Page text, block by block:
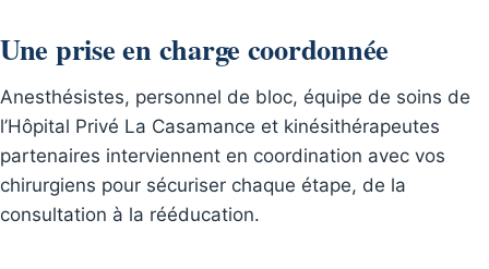
Une prise en charge coordonnée
Anesthésistes, personnel de bloc, équipe de soins de
l’Hôpital Privé La Casamance et kinésithérapeutes
partenaires interviennent en coordination avec vos
chirurgiens pour sécuriser chaque étape, de la
consultation à la rééducation.